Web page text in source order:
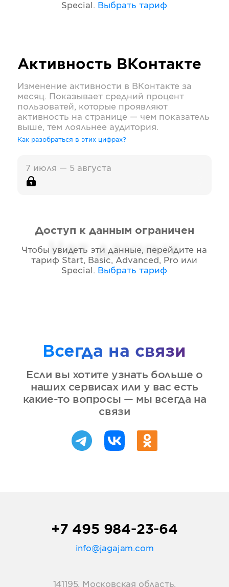
Special . Выбрать тариф
Активность ВКонтакте
Изменение активности в ВКонтакте за
месяц. Показывает средний процент
пользоватей, которые проявляют
активность на странице — чем показатель
выше, тем лояльнее аудитория.
Как разобраться в этих цифрах?
7 июля — 5 августа
Нет данных
Доступ к данным ограничен
Чтобы увидеть эти данные, перейдите на
тариф Start, Basic, Advanced, Pro или
Special . Выбрать тариф
Всегда на связи
Если вы хотите узнать больше о
наших сервисах или у вас есть
какие-то вопросы — мы всегда на
связи
+7 495 984-23-64
info@jagajam.com
141195, Московская область,